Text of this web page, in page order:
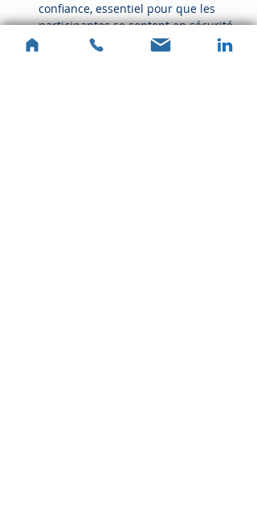
confiance, essentiel pour que les
participantes se sentent en sécurité
pour s'ouvrir et explorer des sujets